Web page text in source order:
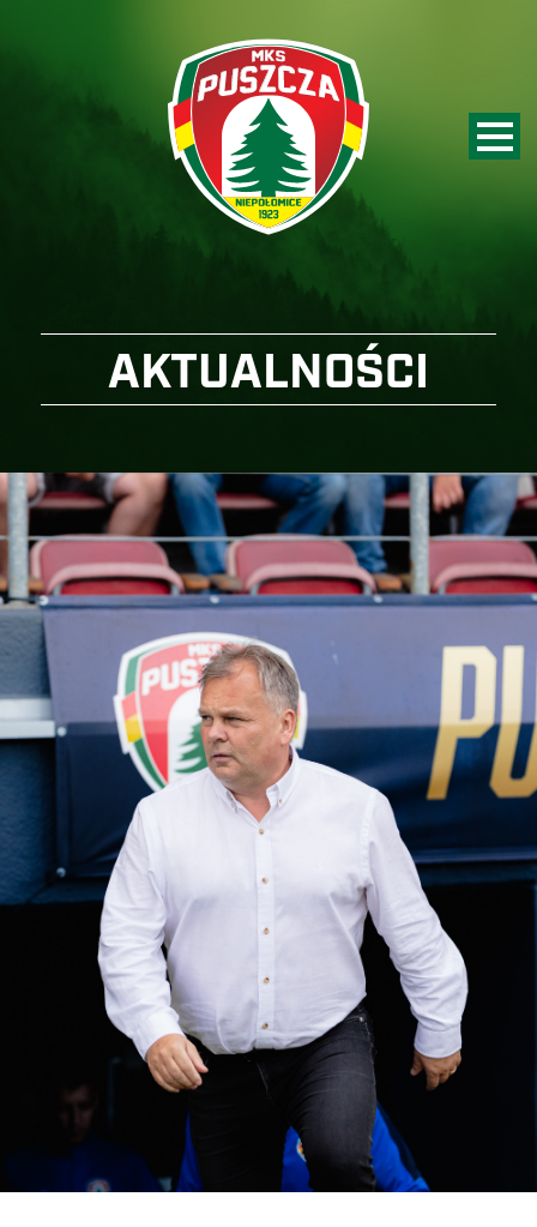
AKTUALNOŚCI